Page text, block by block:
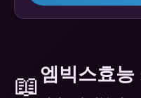
📖엠빅스효능